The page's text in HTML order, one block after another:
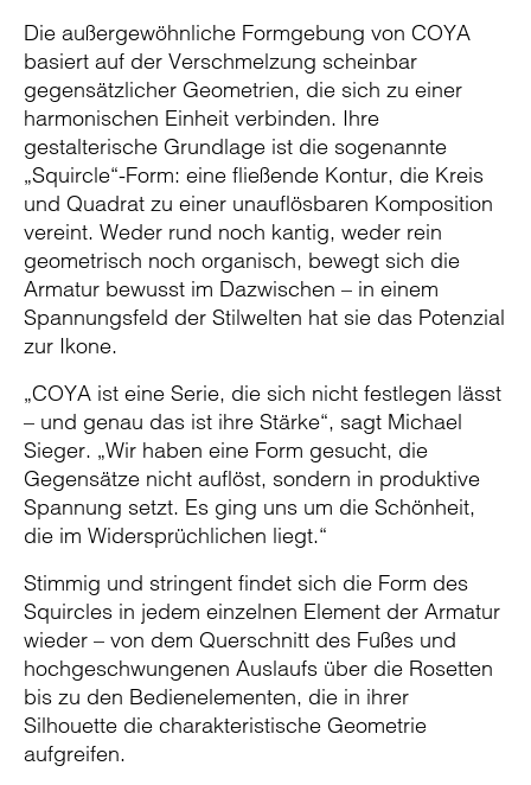
Die außergewöhnliche Formgebung von COYA
basiert auf der Verschmelzung scheinbar
gegensätzlicher Geometrien, die sich zu einer
harmonischen Einheit verbinden. Ihre
gestalterische Grundlage ist die sogenannte
„Squircle“-Form: eine fließende Kontur, die Kreis
und Quadrat zu einer unauflösbaren Komposition
vereint. Weder rund noch kantig, weder rein
geometrisch noch organisch, bewegt sich die
Armatur bewusst im Dazwischen – in einem
Spannungsfeld der Stilwelten hat sie das Potenzial
zur Ikone.
„COYA ist eine Serie, die sich nicht festlegen lässt
– und genau das ist ihre Stärke“, sagt Michael
Sieger. „Wir haben eine Form gesucht, die
Gegensätze nicht auflöst, sondern in produktive
Spannung setzt. Es ging uns um die Schönheit,
die im Widersprüchlichen liegt.“
Stimmig und stringent findet sich die Form des
Squircles in jedem einzelnen Element der Armatur
wieder – von dem Querschnitt des Fußes und
hochgeschwungenen Auslaufs über die Rosetten
bis zu den Bedienelementen, die in ihrer
Silhouette die charakteristische Geometrie
aufgreifen.